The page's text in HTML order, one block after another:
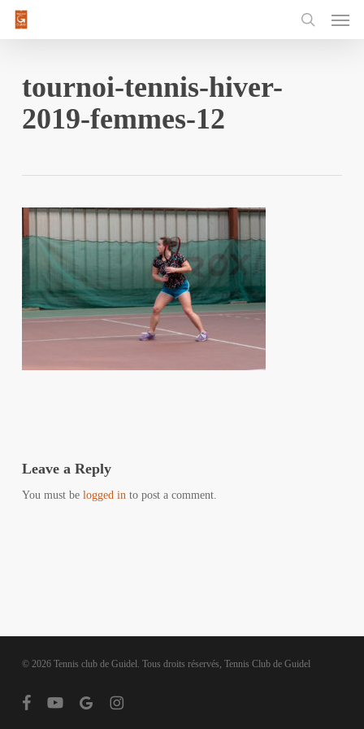
Skip
Menu
tournoi-tennis-hiver-
2019-femmes-12
Leave a Reply
You must be logged into post a comment.
© 2026 Tennis club de Guidel. Tous droits réservés, Tennis Club de Guidel